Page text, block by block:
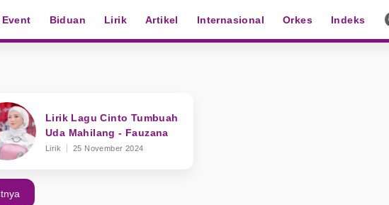
Event Biduan Lirik Artikel Internasional Orkes Indeks
Lirik Lagu Cinto Tumbuah
Uda Mahilang - Fauzana
Lirik 25 November 2024